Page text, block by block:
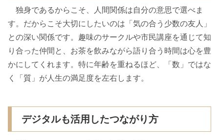
独身であるからこそ、人間関係は自分の意思で選べま
す。だからこそ大切にしたいのは「気の合う少数の友人」
との深い関係です。趣味のサークルや市民講座を通じて知
り合った仲間と、お茶を飲みながら語り合う時間は心を豊
かにしてくれます。特に年齢を重ねるほど、「数」ではな
く「質」が人生の満足度を左右します。
デジタルも活用したつながり方